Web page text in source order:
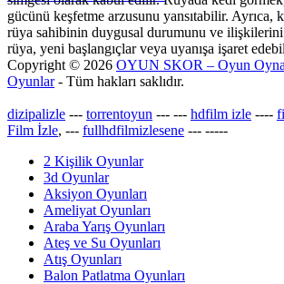
gücünü keşfetme arzusunu yansıtabilir. Ayrıca,
rüya sahibinin duygusal durumunu ve
rüya, yeni başlangıçlar veya uyanışa işaret
Copyright © 2026 OYUN SKOR – Oyun
Oyunlar- Tüm hakları saklıdır.
dizipalizle --- torrentoyun --- --- hdfilm izle ----
Film İzle, --- fullhdfilmizlesene --- -----
2 Kişilik Oyunlar
3d Oyunlar
Aksiyon Oyunları
Ameliyat Oyunları
Araba Yarış Oyunları
Ateş ve Su Oyunları
Atış Oyunları
Balon Patlatma Oyunları